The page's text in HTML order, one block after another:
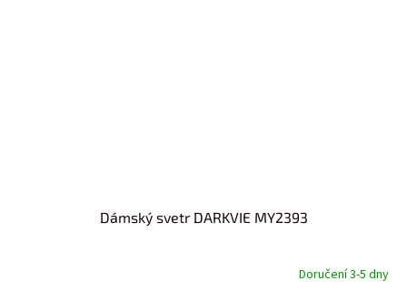
Dámský svetr DARKVIE MY2393
Doručení 3-5 dny